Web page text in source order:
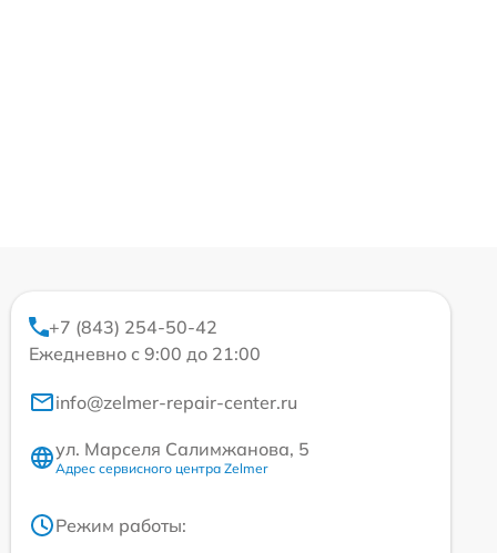
+7 (843) 254-50-42
Ежедневно с 9:00 до 21:00
info@zelmer-repair-center.ru
ул. Марселя Салимжанова, 5
Адрес сервисного центра Zelmer
Режим работы: